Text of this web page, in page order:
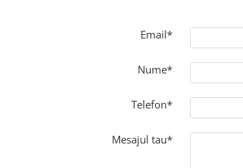
Email*
Nume*
Telefon*
Mesajul tau*